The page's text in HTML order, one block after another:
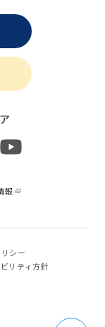
報
シー
リティ方針